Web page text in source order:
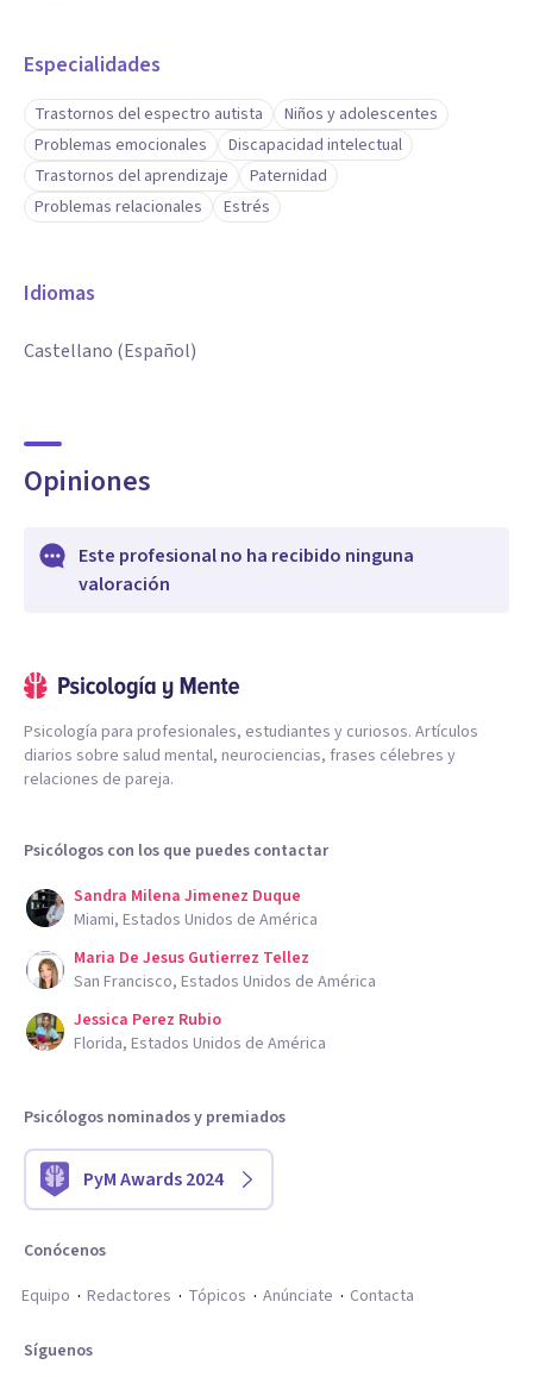
Especialidades
Trastornos del espectro autista
Niños y adolescentes
Problemas emocionales
Discapacidad intelectual
Trastornos del aprendizaje
Paternidad
Problemas relacionales
Estrés
Idiomas
Castellano (Español)
Opiniones
Este profesional no ha recibido ninguna
valoración
Psicología para profesionales, estudiantes y curiosos. Artículos
diarios sobre salud mental, neurociencias, frases célebres y
relaciones de pareja.
Psicólogos con los que puedes contactar
Sandra Milena Jimenez Duque
Miami, Estados Unidos de América
Maria De Jesus Gutierrez Tellez
San Francisco, Estados Unidos de América
Jessica Perez Rubio
Florida, Estados Unidos de América
Psicólogos nominados y premiados
PyM Awards 2024
Conócenos
Equipo
Redactores Tópicos Anúnciate Contacta
Síguenos